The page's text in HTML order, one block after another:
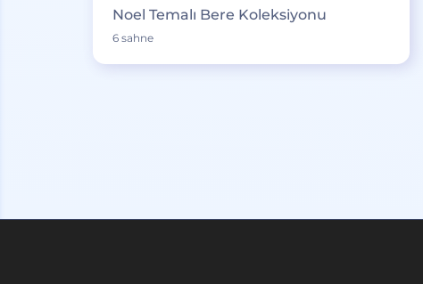
Noel Temalı Bere Koleksiyonu
6 sahne